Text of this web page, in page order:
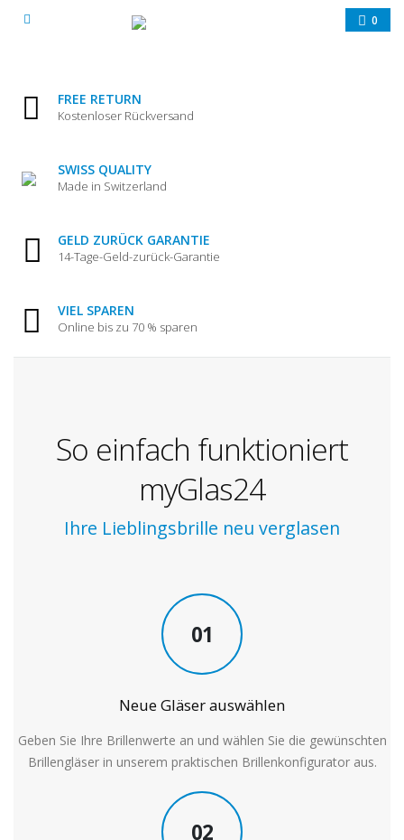
0
FREE RETURN
Kostenloser Rückversand
SWISS QUALITY
Made in Switzerland
GELD ZURÜCK GARANTIE
14-Tage-Geld-zurück-Garantie
VIEL SPAREN
Online bis zu 70 % sparen
So einfach funktioniert
myGlas24
Ihre Lieblingsbrille neu verglasen
01
Neue Gläser auswählen
Geben Sie Ihre Brillenwerte an und wählen Sie die gewünschten
Brillengläser in unserem praktischen Brillenkonfigurator aus.
02